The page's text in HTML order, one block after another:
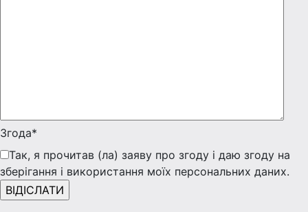
Згода*
Так, я прочитав (ла) заяву про згоду і даю згоду на
зберігання і використання моїх персональних даних.